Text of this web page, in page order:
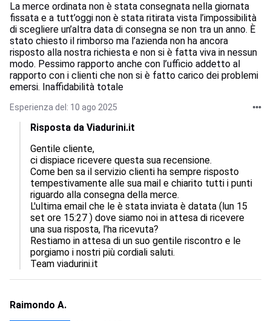
La merce ordinata non è stata consegnata nella giornata
fissata e a tutt’oggi non è stata ritirata vista l’impossibilità
di scegliere un’altra data di consegna se non tra un anno. È
stato chiesto il rimborso ma l’azienda non ha ancora
risposto alla nostra richiesta e non si è fatta viva in nessun
modo. Pessimo rapporto anche con l’ufficio addetto al
rapporto con i clienti che non si è fatto carico dei problemi
emersi. Inaffidabilità totale
Esperienza del: 10 ago 2025
Risposta da Viadurini.it
Gentile cliente,
ci dispiace ricevere questa sua recensione.
Come ben sa il servizio clienti ha sempre risposto
tempestivamente alle sua mail e chiarito tutti i punti
riguardo alla consegna della merce.
L'ultima email che le è stata inviata è datata (lun 15
set ore 15:27 ) dove siamo noi in attesa di ricevere
una sua risposta, l'ha ricevuta?
Restiamo in attesa di un suo gentile riscontro e le
porgiamo i nostri più cordiali saluti.
Team viadurini.it
Raimondo A.